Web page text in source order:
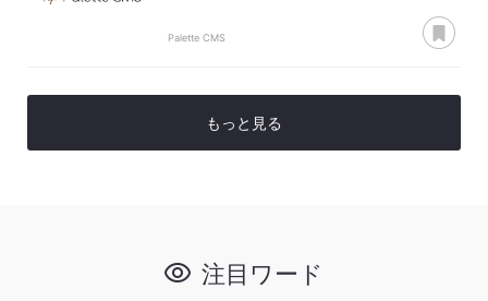
Palette CMS
もっと見る
注目ワード